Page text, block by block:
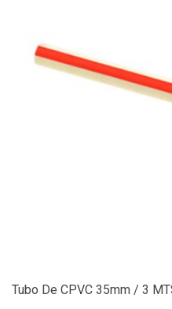
Tubo De CPVC 35mm / 3